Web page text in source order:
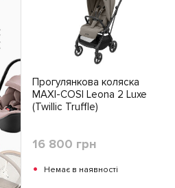
Прогулянкова коляска
MAXI-COSI Leona 2 Luxe
(Twillic Truffle)
16 800 грн
• Немає в наявності